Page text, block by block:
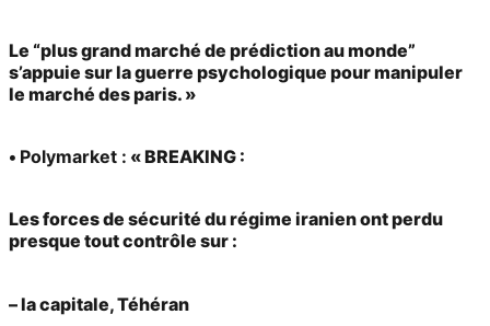
Le “plus grand marché de prédiction au monde”
s’appuie sur la guerre psychologique pour manipuler
le marché des paris. »
• Polymarket : « BREAKING :
Les forces de sécurité du régime iranien ont perdu
presque tout contrôle sur :
– la capitale, Téhéran